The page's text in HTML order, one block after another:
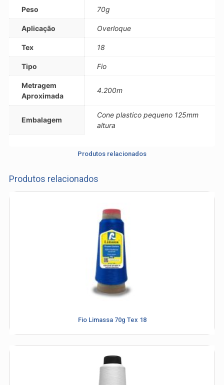
Peso 70g
Aplicação Overloque
Tex 18
Tipo Fio
Metragem
Aproximada
4.200m
Embalagem
Cone plastico pequeno 125mm
altura
Produtos relacionados
Produtos relacionados
Fio Limassa 70g Tex 18